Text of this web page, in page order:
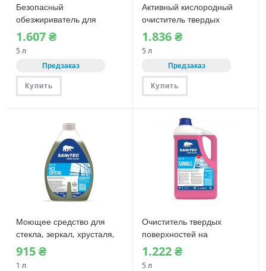
Безопасный
обезжириватель для
алюминия и цветных
металлов Sanitec GREKOL
SS (1815) 5 л
1.607₴
5 л
Предзаказ
Купить
Активный кислородный
очиститель твердых
поверхностей Sanitec
ACTIVE OXYGEN (1174)
1.836₴
5 л
Предзаказ
Купить
Моющее средство для
стекла, зеркал, хрусталя,
хромированных деталей
КОНЦЕНТРАТ Sanitec HC3
915₴
1 л
Очиститель твердых
поверхностей на
спиртовой основе Sanitec
SANIALC (1425)
1.222₴
5 л